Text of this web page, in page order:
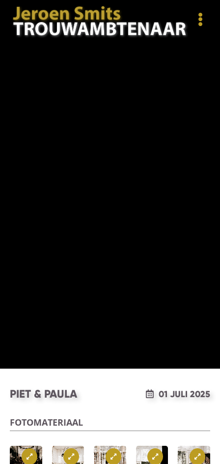
PIET & PAULA 01 JULI 2025
FOTOMATERIAAL